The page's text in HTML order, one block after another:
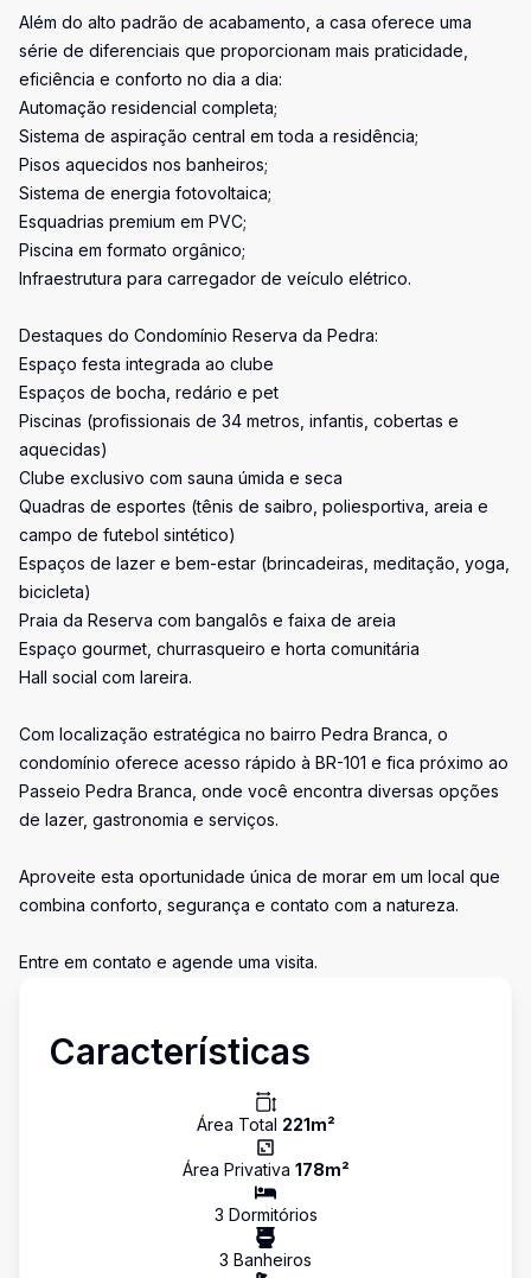
Além do alto padrão de acabamento, a casa oferece uma
série de diferenciais que proporcionam mais praticidade,
eficiência e conforto no dia a dia:
Automação residencial completa;
Sistema de aspiração central em toda a residência;
Pisos aquecidos nos banheiros;
Sistema de energia fotovoltaica;
Esquadrias premium em PVC;
Piscina em formato orgânico;
Infraestrutura para carregador de veículo elétrico.
Destaques do Condomínio Reserva da Pedra:
Espaço festa integrada ao clube
Espaços de bocha, redário e pet
Piscinas (profissionais de 34 metros, infantis, cobertas e
aquecidas)
Clube exclusivo com sauna úmida e seca
Quadras de esportes (tênis de saibro, poliesportiva, areia e
campo de futebol sintético)
Espaços de lazer e bem-estar (brincadeiras, meditação, yoga,
bicicleta)
Praia da Reserva com bangalôs e faixa de areia
Espaço gourmet, churrasqueiro e horta comunitária
Hall social com lareira.
Com localização estratégica no bairro Pedra Branca, o
condomínio oferece acesso rápido à BR-101 e fica próximo ao
Passeio Pedra Branca, onde você encontra diversas opções
de lazer, gastronomia e serviços.
Aproveite esta oportunidade única de morar em um local que
combina conforto, segurança e contato com a natureza.
Entre em contato e agende uma visita.
Características
Área Total 221m²
Área Privativa 178m²
3 Dormitórios
3 Banheiros